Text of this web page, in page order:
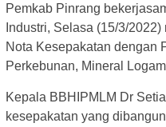
Pemkab Pinrang
Industri, Selasa (15/3/
Nota Kesepakatan dengan
Perkebunan, Mineral
Kepala BBHIPMLM Dr
kesepakatan yang